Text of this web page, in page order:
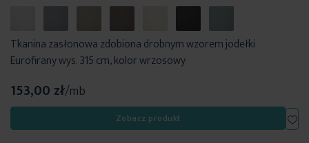
Tkanina zasłonowa zdobiona drobnym wzorem jodełki
Eurofirany wys. 315 cm, kolor wrzosowy
153,00 zł/mb
Zobacz produkt